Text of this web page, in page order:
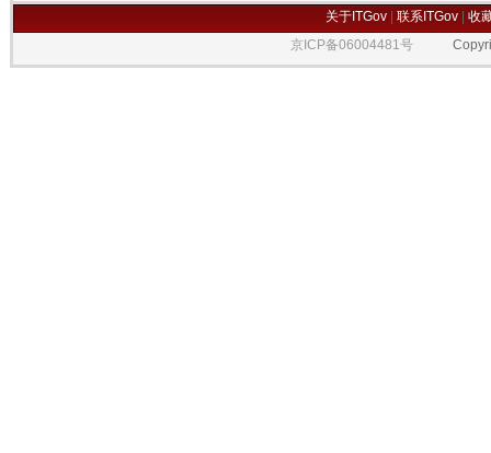
关于ITGov 联系ITGov
收
京ICP备06004481号